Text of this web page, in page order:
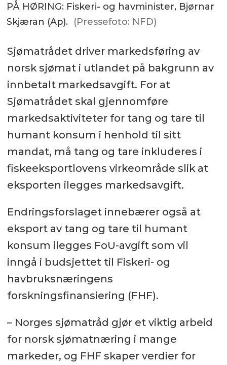
PÅ HØRING: Fiskeri- og havminister, Bjørnar
Skjæran (Ap). (Pressefoto: NFD)
Sjømatrådet driver markedsføring av
norsk sjømat i utlandet på bakgrunn av
innbetalt markedsavgift. For at
Sjømatrådet skal gjennomføre
markedsaktiviteter for tang og tare til
humant konsum i henhold til sitt
mandat, må tang og tare inkluderes i
fiskeeksportlovens virkeområde slik at
eksporten ilegges markedsavgift.
Endringsforslaget innebærer også at
eksport av tang og tare til humant
konsum ilegges FoU-avgift som vil
inngå i budsjettet til Fiskeri- og
havbruksnæringens
forskningsfinansiering (FHF).
– Norges sjømatråd gjør et viktig arbeid
for norsk sjømatnæring i mange
markeder, og FHF skaper verdier for